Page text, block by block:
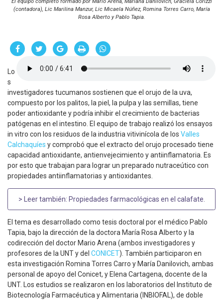
(contadora), Lic Marilina Manzur, Lic Micaela Núñez, Romina Torres Carro, María
Rosa Alberto y Pablo Tapia.
Lo
s
investigadores tucumanos sostienen que el orujo de la uva,
compuesto por los palitos, la piel, la pulpa y las semillas, tiene
poder antioxidante y podría inhibir el crecimiento de bacterias
patógenas en el intestino. El equipo de trabajo realizó los ensayos
in vitro con los residuos de la industria vitivinícola de los Valles
Calchaquíes y comprobó que el extracto del orujo procesado tiene
capacidad antioxidante, antienvejecimiento y antiinflamatoria. Es
por esto que trabajan para lograr un preparado nutraceútico con
propiedades antiinflamatorias y antioxidantes.
> Leer también: Propiedades farmacológicas en el calafate
El tema es desarrollado como tesis doctoral por el médico Pablo
Tapia, bajo la dirección de la doctora María Rosa Alberto y la
codirección del doctor Mario Arena (ambos investigadores y
profesores de la UNT y del CONICET). También participaron en
esta investigación Romina Torres Carro y María Danilovich, ambas
personal de apoyo del Conicet, y Elena Cartagena, docente de la
UNT. Los estudios se realizaron en los laboratorios del Instituto de
Biotecnología Farmacéutica y Alimentaria (INBIOFAL), de doble